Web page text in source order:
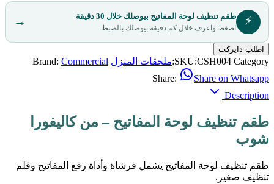
⚡ طقم تنظيف لوحة المفاتيح بيوصلك خلال 30 دقيقة
اضغط واعرف خلال كم دقيقة بيوصلك بالضبط →
اطلب دايركت
SKU:CSH004 Category: ملحقات المنزل Brand: Commercial
Share:
Share on Whatsapp
Description
طقم تنظيف لوحة المفاتيح – من كاليفورا
شوب
طقم تنظيف لوحة المفاتيح يشمل فرشاة وأداة رفع المفاتيح وقلم
تنظيف صغير.